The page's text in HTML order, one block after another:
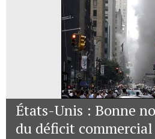
États-Unis : Bonne
du déficit commercial